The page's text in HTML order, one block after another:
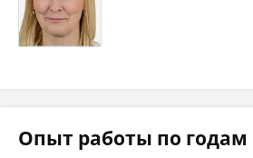
Опыт работы по годам